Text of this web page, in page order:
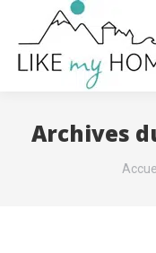
Archives